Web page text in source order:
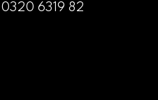
0320 6319 82